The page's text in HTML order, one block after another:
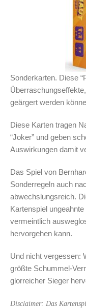
Sonderkarten. Diese
geärgert werden
Diese Karten tragen
“Joker” und geben
Auswirkungen damit
Das Spiel von
Sonderregeln auch
abwechslungsreich.
Kartenspiel
vermeintlich
hervorgehen kann.
Und nicht vergessen:
größte Schummel-
glorreicher Sieger
Disclaimer: Das